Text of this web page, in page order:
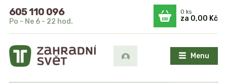
Menu
605 110 096
Po - Ne 6 - 22 hod.
0ks
za 0,00 Kč